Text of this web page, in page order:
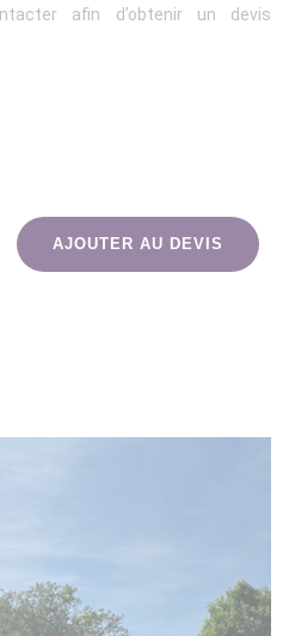
afin d’obtenir un devis
AJOUTER AU DEVIS